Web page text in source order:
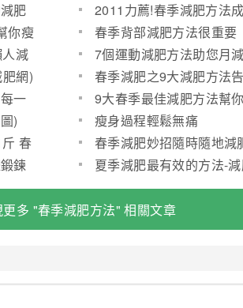
肥
2011力薦!春季減肥方法
行榜TOP5
你瘦
春季背部減肥方法很重要
減
7個運動減肥方法助您月
斤
網)
春季減肥之9大減肥方法
一
9大春季最佳減肥方法幫
)
瘦身過程輕鬆無痛
春
春季減肥妙招隨時隨地減
鍊
夏季減肥最有效的方法-
更多 "春季減肥方法" 相關文章